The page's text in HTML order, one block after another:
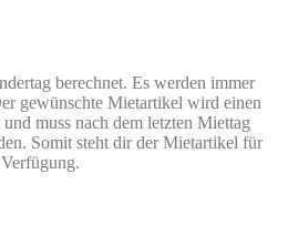
berechnet. Es werden immer
gewünschte Mietartikel wird einen
muss nach dem letzten Miettag
Somit steht dir der Mietartikel für